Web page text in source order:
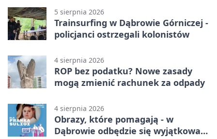
5 sierpnia 2026
Trainsurfing w Dąbrowie Górniczej -
policjanci ostrzegali kolonistów
4 sierpnia 2026
ROP bez podatku? Nowe zasady
mogą zmienić rachunek za odpady
4 sierpnia 2026
Obrazy, które pomagają - w
Dąbrowie odbędzie się wyjątkowa